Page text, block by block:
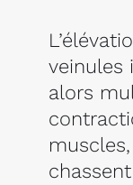
veinules
alors